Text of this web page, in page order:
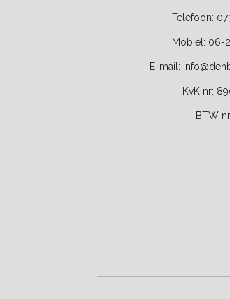
Telefoon:
Mobiel: 06-
E-mail:
KvK nr:
BTW